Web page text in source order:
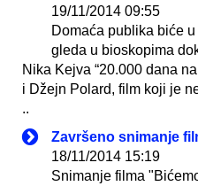
19/11/2014 09:55
Domaća publika biće
gleda u bioskopima
Nika Kejva “20.000 dana
i Džejn Polard, film koji je
..
Završeno snimanje
18/11/2014 15:19
Snimanje filma